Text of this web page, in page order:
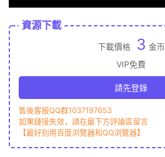
資源下載
下載價格 3 金币
VIP免費
請先登錄
售後客服QQ群1037197653
如果鏈接失效，請在最下方評論區留言
【最好别用百度浏覽器和QQ浏覽器】